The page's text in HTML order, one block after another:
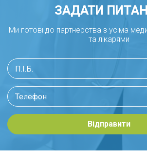
ЗАДАТИ
Ми готові до партнерства з усіма
та лікарями
Відправити